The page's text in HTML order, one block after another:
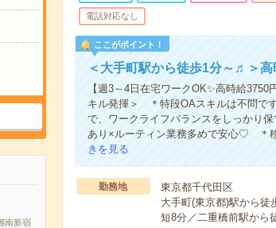
南新宿
電話対応なし
ここがポイント！
＜大手町駅から徒歩1分～♬＞高
【週3～4日在宅ワークOK✨高時給
キル発揮＞ ＊特段OAスキルは不問
で、ワークライフバランスをしっか
あり×ルーティン業務多めで安心♡ ＊
きを見る
勤務地
東京都千代田区
大手町(東京都)駅から徒
短8分／二重橋前駅から